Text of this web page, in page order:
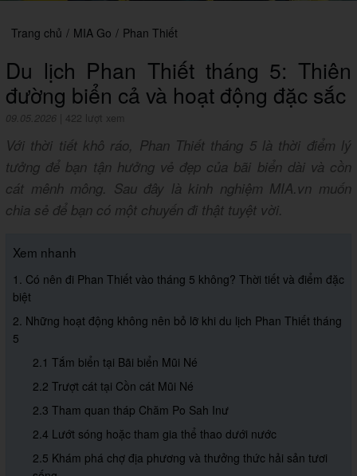
Trang chủ / MIA Go / Phan Thiết
Du lịch Phan Thiết tháng 5: Thiên
đường biển cả và hoạt động đặc sắc
09.05.2026 422 lượt xem
Với thời tiết khô ráo, Phan Thiết tháng 5 là thời điểm lý
tưởng để bạn tận hưởng vẻ đẹp của bãi biển dài và cồn
cát mênh mông. Sau đây là kinh nghiệm MIA.vn muốn
chia sẻ để bạn có một chuyến đi thật tuyệt vời.
Xem nhanh
1. Có nên đi Phan Thiết vào tháng 5 không? Thời tiết và điểm đặc
biệt
2. Những hoạt động không nên bỏ lỡ khi du lịch Phan Thiết tháng
5
2.1 Tắm biển tại Bãi biển Mũi Né
2.2 Trượt cát tại Cồn cát Mũi Né
2.3 Tham quan tháp Chăm Po Sah Inư
2.4 Lướt sóng hoặc tham gia thể thao dưới nước
2.5 Khám phá chợ địa phương và thưởng thức hải sản tươi